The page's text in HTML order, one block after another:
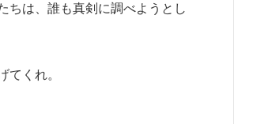
ちは、誰も真剣に調べようとし
てくれ。